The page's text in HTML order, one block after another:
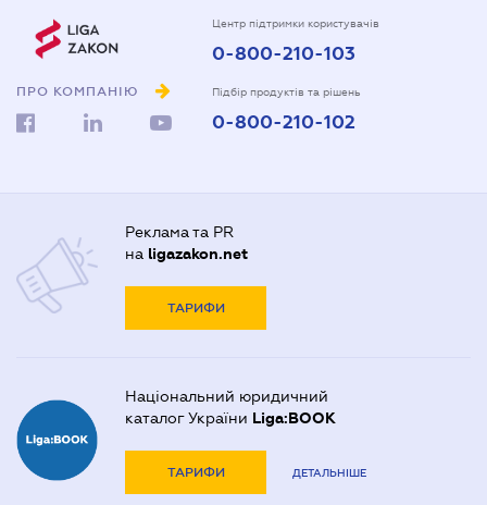
ПРО КОМПАНІЮ
Центр підтримки користувачів
0-800-210-103
Підбір продуктів та рішень
0-800-210-102
Реклама та PR
на ligazakon.net
ТАРИФИ
Національний юридичний
каталог України Liga:BOOK
ТАРИФИ ДЕТАЛЬНІШЕ